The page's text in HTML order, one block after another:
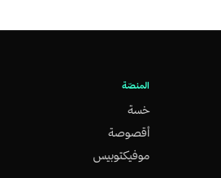
المنصّة
خسة
أقصوصة
موفيكتوبيس